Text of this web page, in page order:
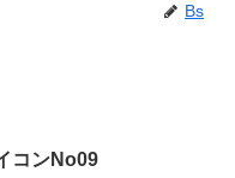
Bs
コンNo09